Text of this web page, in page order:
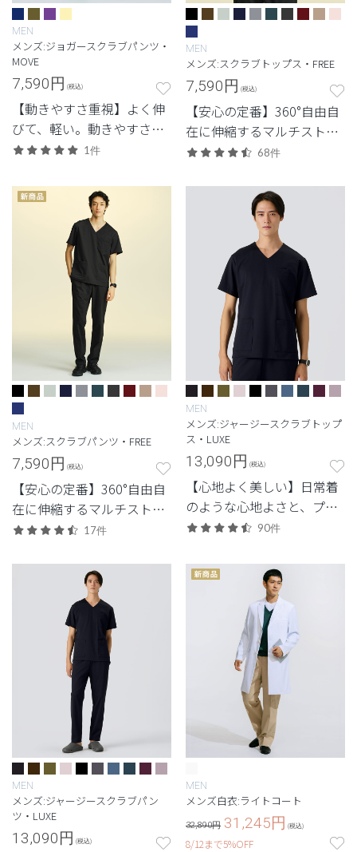
MEN
メンズ:ジョガースクラブパンツ・
MOVE
7,590円 (税込)
【動きやすさ重視】よく伸
びて、軽い。動きやすさと
体感を重視した定番・高機
1件
MEN
メンズ:スクラブトップス・FREE
7,590円 (税込)
【安心の定番】360°自由自
在に伸縮するマルチストレ
ッチ素材を使用した定番・
68件
MEN
メンズ:スクラブパンツ・FREE
7,590円 (税込)
【安心の定番】360°自由自
在に伸縮するマルチストレ
ッチ素材を使用した定番・
17件
MEN
メンズ:ジャージースクラブトップ
ス・LUXE
13,090円 (税込)
【心地よく美しい】日常着
のような心地よさと、プロ
フェッショナルにふさわし
リーズ。
90件
MEN
メンズ:ジャージースクラブパン
ツ・LUXE
13,090円 (税込)
MEN
メンズ白衣:ライトコート
32,890円 31,245円 (税込)
8/12まで5%OFF